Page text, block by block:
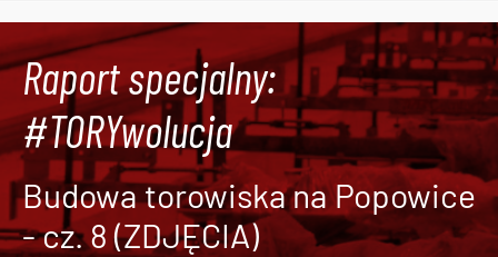
Raport specjalny:
#TORYwolucja
Budowa torowiska na Popowice
- cz. 8 (ZDJĘCIA)